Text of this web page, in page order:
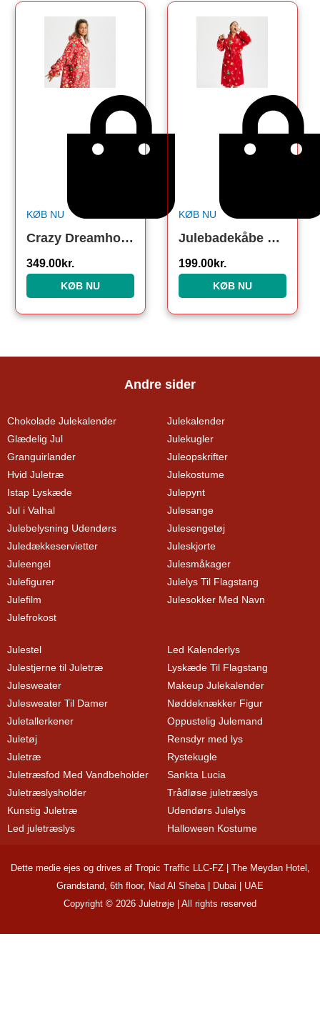
KØB NU
Crazy Dreamhoodie Rød – Voksen
349.00kr.
KØB NU
KØB NU
Julebadekåbe Rød
199.00kr.
KØB NU
Andre sider
Chokolade Julekalender
Glædelig Jul
Granguirlander
Hvid Juletræ
Istap Lyskæde
Jul i Valhal
Julebelysning Udendørs
Juledækkeservietter
Juleengel
Julefigurer
Julefilm
Julefrokost
Julekalender
Julekugler
Juleopskrifter
Julekostume
Julepynt
Julesange
Julesengetøj
Juleskjorte
Julesmåkager
Julelys Til Flagstang
Julesokker Med Navn
Julestel
Julestjerne til Juletræ
Julesweater
Julesweater Til Damer
Juletallerkener
Juletøj
Juletræ
Juletræsfod Med Vandbeholder
Juletræslysholder
Kunstig Juletræ
Led juletræslys
Led Kalenderlys
Lyskæde Til Flagstang
Makeup Julekalender
Nøddeknækker Figur
Oppustelig Julemand
Rensdyr med lys
Rystekugle
Sankta Lucia
Trådløse juletræslys
Udendørs Julelys
Halloween Kostume
Dette medie ejes og drives af Tropic Traffic LLC-FZ | The Meydan Hotel,
Grandstand, 6th floor, Nad Al Sheba | Dubai | UAE
Copyright © 2026 Juletrøje | All rights reserved